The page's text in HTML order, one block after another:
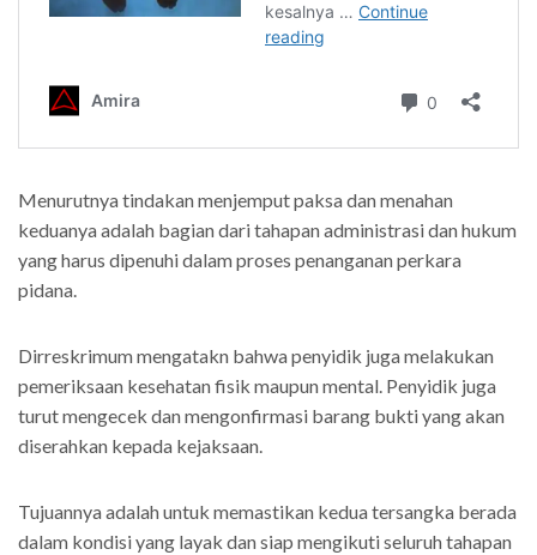
Menurutnya tindakan menjemput paksa dan menahan
keduanya adalah bagian dari tahapan administrasi dan hukum
yang harus dipenuhi dalam proses penanganan perkara
pidana.
Dirreskrimum mengatakn bahwa penyidik juga melakukan
pemeriksaan kesehatan fisik maupun mental. Penyidik juga
turut mengecek dan mengonfirmasi barang bukti yang akan
diserahkan kepada kejaksaan.
Tujuannya adalah untuk memastikan kedua tersangka berada
dalam kondisi yang layak dan siap mengikuti seluruh tahapan